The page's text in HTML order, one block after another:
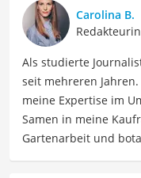
und den Garten neu
Bücher verfasst: Im
Zeit zu gärtnern -
und im März 2026
Bücher wurden mit
ausgezeichnet.
Der Makramee-
Sicht besonders
Carolina B.
Als studierte
seit mehreren
meine Expertise im
Samen in meine
Gartenarbeit und